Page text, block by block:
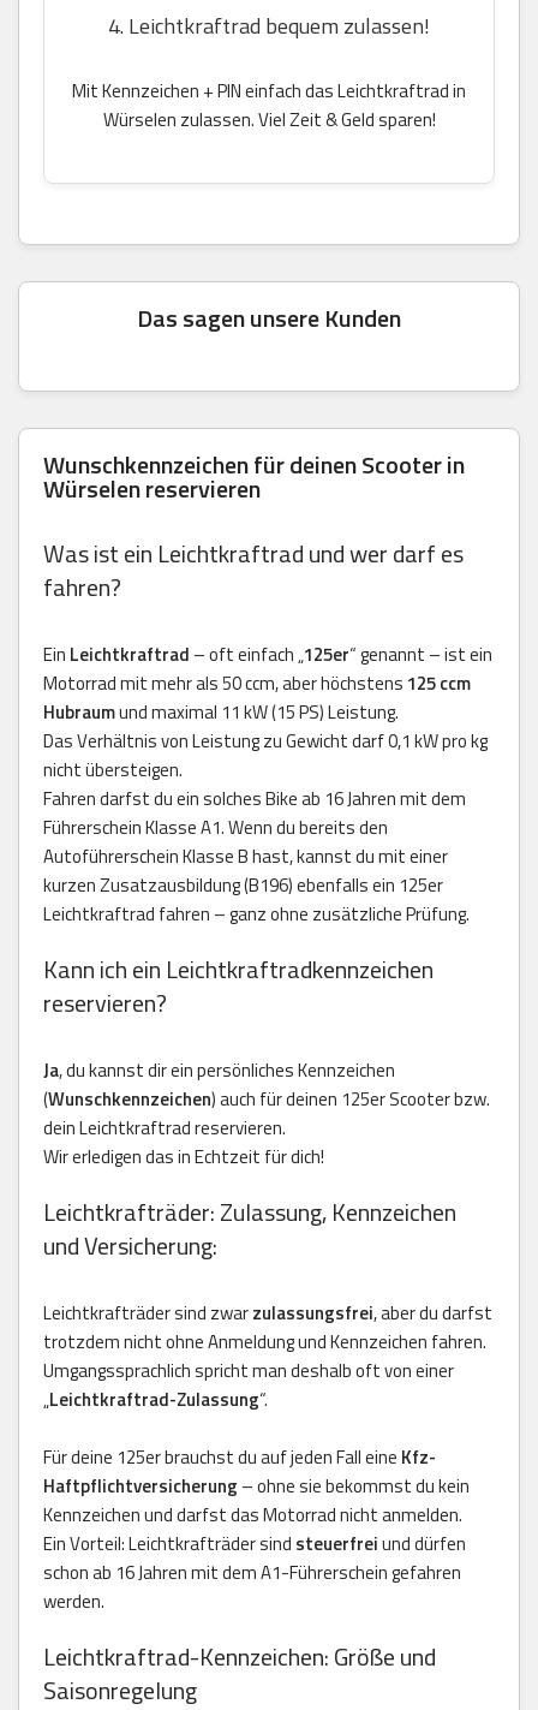
4. Leichtkraftrad bequem zulassen!
Mit Kennzeichen + PIN einfach das Leichtkraftrad in
Würselen zulassen. Viel Zeit & Geld sparen!
Das sagen unsere Kunden
Wunschkennzeichen für deinen Scooter in
Würselen reservieren
Was ist ein Leichtkraftrad und wer darf es
fahren?
Ein Leichtkraftrad – oft einfach „125er“ genannt – ist ein
Motorrad mit mehr als 50 ccm, aber höchstens 125 ccm
Hubraumund maximal 11 kW (15 PS) Leistung.
Das Verhältnis von Leistung zu Gewicht darf 0,1 kW pro kg
nicht übersteigen.
Fahren darfst du ein solches Bike ab 16 Jahren mit dem
Führerschein Klasse A1. Wenn du bereits den
Autoführerschein Klasse B hast, kannst du mit einer
kurzen Zusatzausbildung (B196) ebenfalls ein 125er
Leichtkraftrad fahren – ganz ohne zusätzliche Prüfung.
Kann ich ein Leichtkraftradkennzeichen
reservieren?
Ja, du kannst dir ein persönliches Kennzeichen
(Wunschkennzeichen) auch für deinen 125er Scooter bzw.
dein Leichtkraftrad reservieren.
Wir erledigen das in Echtzeit für dich!
Leichtkrafträder: Zulassung, Kennzeichen
und Versicherung:
Leichtkrafträder sind zwarzulassungsfrei, aber du darfst
trotzdem nicht ohne Anmeldung und Kennzeichen fahren.
Umgangssprachlich spricht man deshalb oft von einer
„Leichtkraftrad-Zulassung“.
Für deine 125er brauchst du auf jeden Fall eine Kfz-
Haftpflichtversicherung – ohne sie bekommst du kein
Kennzeichen und darfst das Motorrad nicht anmelden.
Ein Vorteil: Leichtkrafträder sind steuerfreiund dürfen
schon ab 16 Jahren mit dem A1-Führerschein gefahren
werden.
Leichtkraftrad-Kennzeichen: Größe und
Saisonregelung